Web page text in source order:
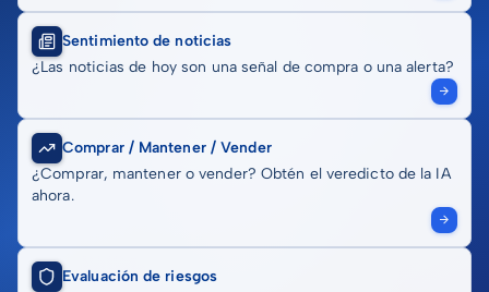
Sentimiento de noticias
¿Las noticias de hoy son una señal de compra o una alerta?
Comprar / Mantener / Vender
¿Comprar, mantener o vender? Obtén el veredicto de la IA
ahora.
Evaluación de riesgos